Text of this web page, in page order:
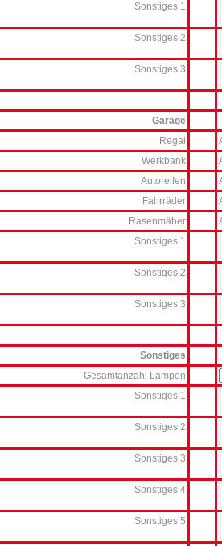
Sonstiges 1
Sonstiges 2
Sonstiges 3
Garage
Regal
Werkbank
Autoreifen
Fahrräder
Rasenmäher
Sonstiges 1
Sonstiges 2
Sonstiges 3
Sonstiges
Gesamtanzahl Lampen
Sonstiges 1
Sonstiges 2
Sonstiges 3
Sonstiges 4
Sonstiges 5